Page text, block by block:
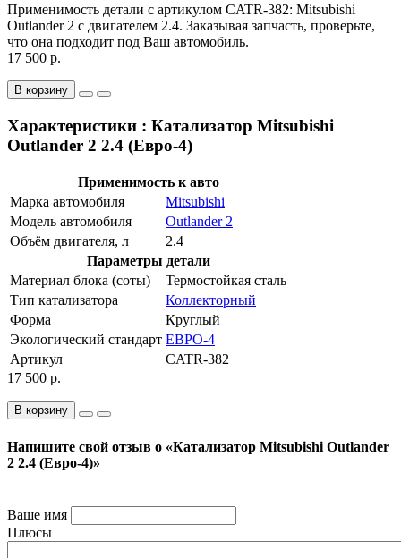
Применимость детали с артикулом CATR-382: Mitsubishi
Outlander 2 с двигателем 2.4. Заказывая запчасть, проверьте,
что она подходит под Ваш автомобиль.
17 500 р.
В корзину
Характеристики : Катализатор Mitsubishi
Outlander 2 2.4 (Евро-4)
Применимость к авто
Марка автомобиля
Mitsubishi
Модель автомобиля
Outlander 2
Объём двигателя, л
2.4
Параметры детали
Материал блока (соты)
Термостойкая сталь
Тип катализатора
Коллекторный
Форма
Круглый
Экологический стандарт ЕВРО-4
Артикул
CATR-382
17 500 р.
В корзину
Напишите свой отзыв о «Катализатор Mitsubishi Outlander
2 2.4 (Евро-4)»
Ваше имя
Плюсы